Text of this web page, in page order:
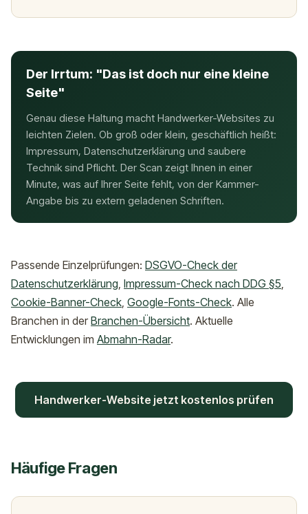
Der Irrtum: "Das ist doch nur eine kleine
Seite"
Genau diese Haltung macht Handwerker-Websites zu
leichten Zielen. Ob groß oder klein, geschäftlich heißt:
Impressum, Datenschutzerklärung und saubere
Technik sind Pflicht. Der Scan zeigt Ihnen in einer
Minute, was auf Ihrer Seite fehlt, von der Kammer-
Angabe bis zu extern geladenen Schriften.
Passende Einzelprüfungen: DSGVO-Check der
Datenschutzerklärung, Impressum-Check nach DDG §5,
Cookie-Banner-Check, Google-Fonts-Check. Alle
Branchen in der Branchen-Übersicht. Aktuelle
Entwicklungen im Abmahn-Radar.
Handwerker-Website jetzt kostenlos prüfen
Häufige Fragen